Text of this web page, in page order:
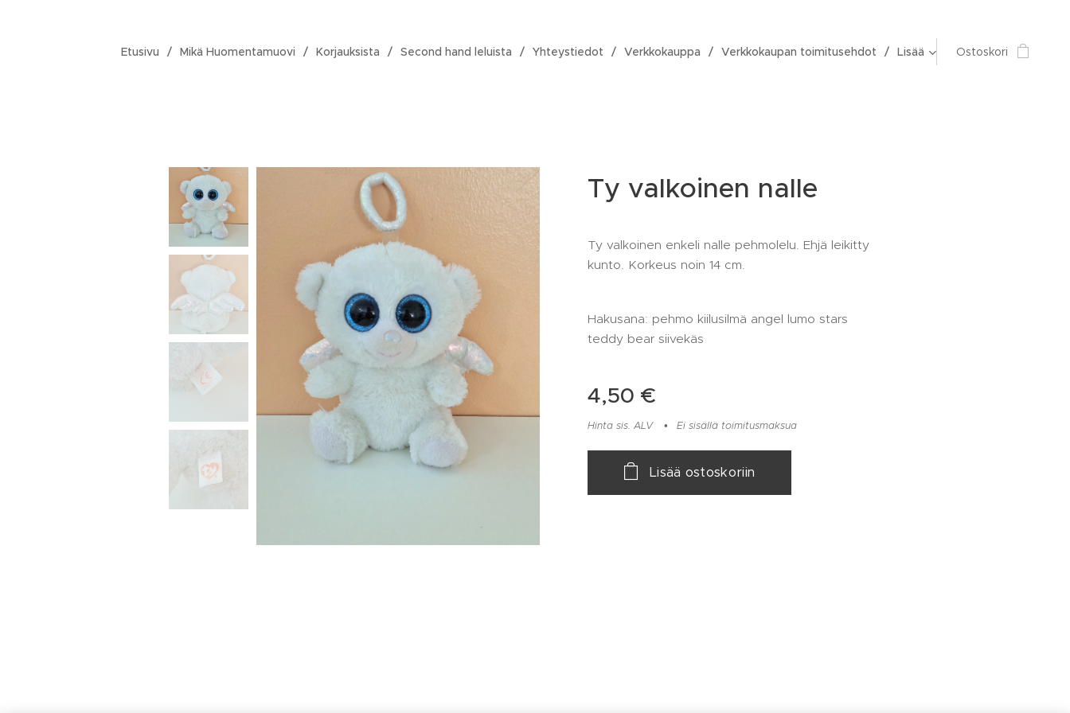
Etusivu Mikä Huomentamuovi Korjauksista Second hand leluista Yhteystiedot Verkkokauppa Verkkokaupan toimitusehdot Lisää Ostoskori
Ty valkoinen nalle
Ty valkoinen enkeli nalle pehmolelu. Ehjä leikitty
kunto. Korkeus noin 14 cm.
Hakusana: pehmo kiilusilmä angel lumo stars
teddy bear siivekäs
4,50 €
Hinta sis. ALV Ei sisällä toimitusmaksua
Lisää ostoskoriin